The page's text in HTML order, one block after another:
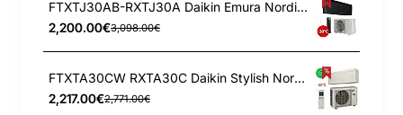
FTXTJ30AB-RXTJ30A Daikin Emura Nordic 3.0/3.2 kW šilumos siurblys
2,200.00€3,098.00€
FTXTA30CW RXTA30C Daikin Stylish Nordic 3.0/3.2 kW šilumos siurblys
2,217.00€2,771.00€